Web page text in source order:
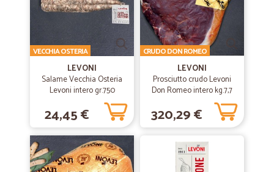
Prodotti perfetto e consegna rapida.
— Michele D.
prodotti come da ordine e tempi di consegna veloci
16/08/2021
—
in generale darei 5 stelle per l…
in generale darei 5 stelle per l evidente miglioramento sia del
catalogo prodotti,sia per la celerita' delle spedizioni. ne do 4 perche' a
LEVONI
Salame Vecchia Osteria
Levoni intero gr.750
VECCHIA OSTERIA
24,45 €
LEVONI
Prosciutto crudo Levoni
Don Romeo intero kg.7,7
circa stagionatura 24 mesi
CRUDO DON ROMEO
320,29 €